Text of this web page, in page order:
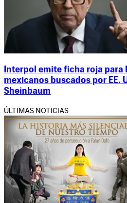
Interpol emite ficha roja para
mexicanos buscados por EE.
Sheinbaum
ÚLTIMAS NOTICIAS